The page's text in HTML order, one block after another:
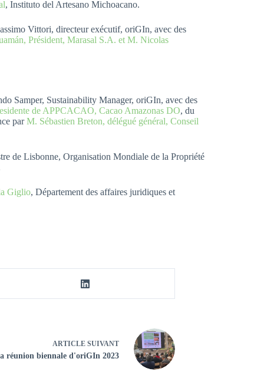
, Instituto del Artesano Michoacano.
Vittori, directeur exécutif, oriGIn, avec des
Président, Marasal S.A. et M. Nicolas
Samper, Sustainability Manager, oriGIn, avec des
de APPCACAO, Cacao Amazonas DO, du
parM. Sébastien Breton, délégué général, Conseil
de Lisbonne, Organisation Mondiale de la Propriété
Giglio, Département des affaires juridiques et
ARTICLESUIVANT
réunion biennale d'oriGIn 2023